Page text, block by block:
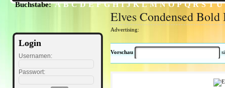
Buchstabe:A B C D E F G H I J K L M N O P Q R S T U
Login
Usernamen:
Passwort:
Elves Condensed
Advertising:
Vorschau